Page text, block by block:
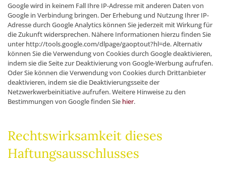
Google wird in keinem Fall Ihre IP-Adresse mit anderen Daten von
Google in Verbindung bringen. Der Erhebung und Nutzung Ihrer IP-
Adresse durch Google Analytics können Sie jederzeit mit Wirkung für
die Zukunft widersprechen. Nähere Informationen hierzu finden Sie
unter http://tools.google.com/dlpage/gaoptout?hl=de. Alternativ
können Sie die Verwendung von Cookies durch Google deaktivieren,
indem sie die Seite zur Deaktivierung von Google-Werbung aufrufen.
Oder Sie können die Verwendung von Cookies durch Drittanbieter
deaktivieren, indem sie die Deaktivierungsseite der
Netzwerkwerbeinitiative aufrufen. Weitere Hinweise zu den
Bestimmungen von Google finden Sie hier.
Rechtswirksamkeit dieses
Haftungsausschlusses